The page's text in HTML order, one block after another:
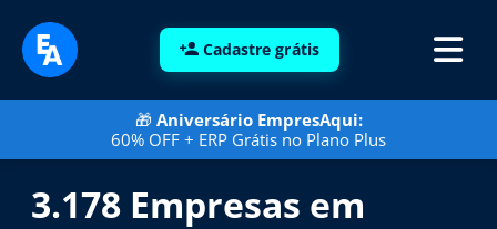
Cadastre grátis
🎁 Aniversário EmpresAqui:
60% OFF + ERP Grátis no Plano Plus
3.178 Empresas em